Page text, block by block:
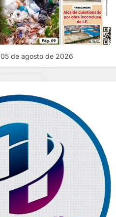
de agosto de 2026